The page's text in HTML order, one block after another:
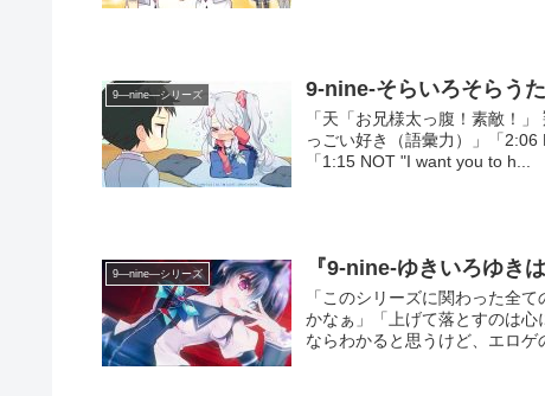
9―nine―シリーズ 9-nine-そらいろそらう
「天「お兄様太っ腹！素敵！
っごい好き（語彙力）」「2:06
「1:15 NOT "I want you to h...
9―nine―シリーズ 『9-nine-ゆきいろゆき
「このシリーズに関わった全
かなぁ」「上げて落とすのは
ならわかると思うけど、エロゲ